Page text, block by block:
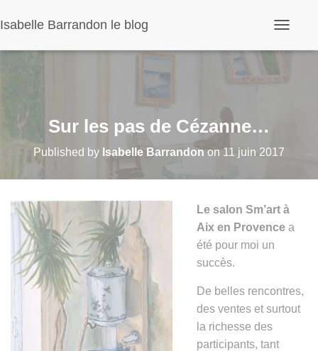
Isabelle Barrandon le blog
m
r
a
n
a
t
o
Sur les pas de Cézanne…
Published by Isabelle Barrandonon 11 juin 2017
Le salon Sm’art à
Aix en Provence a
été pour moi un
succès.
De belles rencontres,
des ventes et surtout
la richesse des
participants, tant